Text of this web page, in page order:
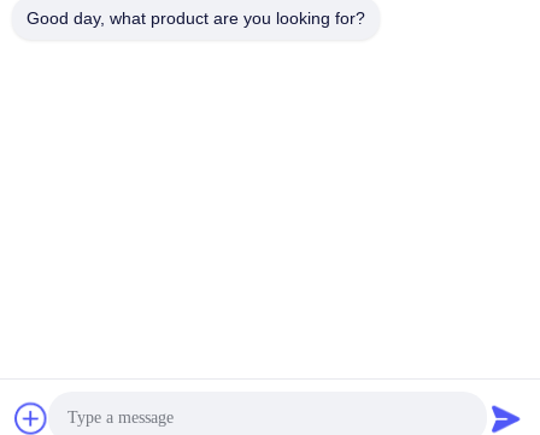
Good day, what product are you looking for?